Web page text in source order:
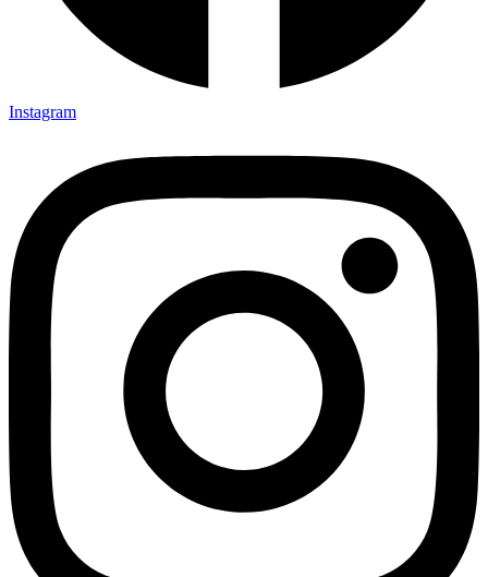
Instagram